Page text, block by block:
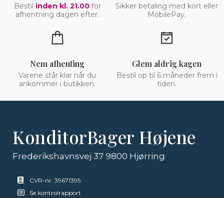
Bestil inden kl. 21.00for
afhentning dagen efter.
Sikker betaling med kort eller
MobilePay.
Nem afhenting
Varene står klar når du
ankommer i butikken.
Glem aldrig kagen
Bestil op til 6 måneder frem i
tiden.
KonditorBager Højene
Frederikshavnsvej 37 9800 Hjørring
CVR-nr. 39671395
Se kontrolrapport